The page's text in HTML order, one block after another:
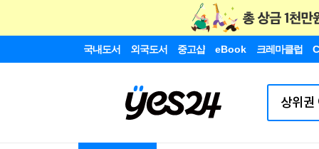
국내도서 외국도서 중고샵 eBook 크레마클럽